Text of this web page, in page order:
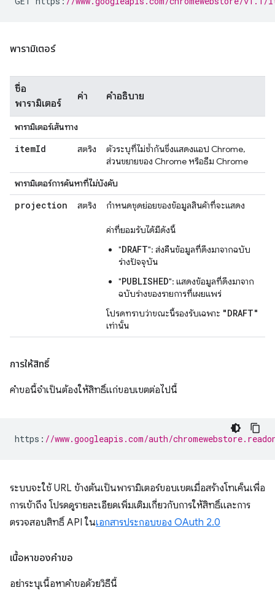
พารามิเตอร์
ชื่อ
พารามิเตอร์
ค่า คำอธิบาย
พารามิเตอร์เส้นทาง
itemId สตริง
ตัวระบุที่ไม่ซ้ำกันซึ่งแสดงแอป Chrome,
ส่วนขยายของ Chrome หรือธีม Chrome
พารามิเตอร์การค้นหาที่ไม่บังคับ
projection สตริง กำหนดชุดย่อยของข้อมูลสินค้าที่จะแสดง
ค่าที่ยอมรับได้มีดังนี้
"DRAFT": ส่งคืนข้อมูลที่ดึงมาจากฉบับ
ร่างปัจจุบัน
"PUBLISHED": แสดงข้อมูลที่ดึงมาจาก
ฉบับร่างของรายการที่เผยแพร่
โปรดทราบว่าขณะนี้รองรับเฉพาะ "DRAFT"
เท่านั้น
การให้สิทธิ์
คำขอนี้จำเป็นต้องให้สิทธิ์แก่ขอบเขตต่อไปนี้
https : //www.googleapis.com/auth/
ระบบจะใช้ URL ข้างต้นเป็นพารามิเตอร์ขอบเขตเมื่อสร้างโทเค็นเพื่อ
การเข้าถึง โปรดดูรายละเอียดเพิ่มเติมเกี่ยวกับการให้สิทธิ์และการ
ตรวจสอบสิทธิ์ API ในเอกสารประกอบของ OAuth 2.0
เนื้อหาของคำขอ
อย่าระบุเนื้อหาคำขอด้วยวิธีนี้